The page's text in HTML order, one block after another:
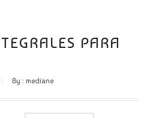
PARA
By : mediane